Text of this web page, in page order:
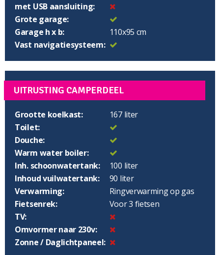
met USB aansluiting:
Grote garage:
Garage h x b:
110x95 cm
Vast navigatiesysteem:
UITRUSTING CAMPERDEEL
Grootte koelkast:
167 liter
Toilet:
Douche:
Warm water boiler:
Inh. schoonwatertank:
100 liter
Inhoud vuilwatertank:
90 liter
Verwarming:
Ringverwarming op gas
Fietsenrek:
Voor 3 fietsen
TV:
Omvormer naar 230v:
Zonne / Daglichtpaneel: